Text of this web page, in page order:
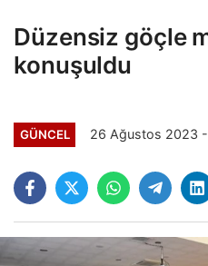
Düzensiz göçle
konuşuldu
GÜNCEL 26 Ağustos 2023